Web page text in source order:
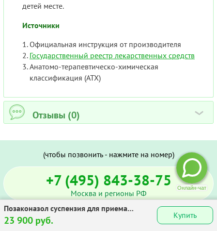
детей месте.
Источники
Официальная инструкция от производителя
Государственный реестр лекарственных средств
Анатомо-терапевтическо-химическая
классификация (ATX)
Отзывы (0) ›
Позаконазол суспензия для приема
внутрь (аналог Ноксафил) :: Picasa 40 мг/
мл фл. 105 мл
23 900 руб. Купить
(чтобы позвонить - нажмите на номер)
+7 (495) 843-38-75
Москва и регионы РФ
Заказать обратный звонок